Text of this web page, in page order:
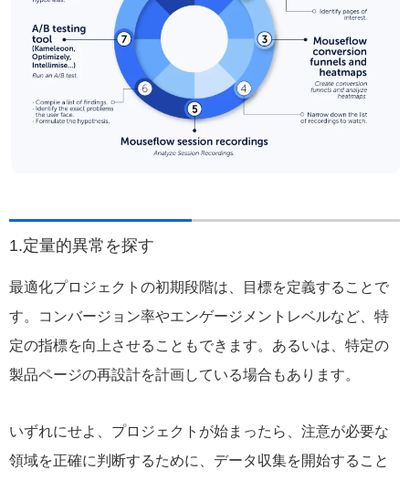
1.定量的異常を探す
最適化プロジェクトの初期段階は、目標を定義することで
す。コンバージョン率やエンゲージメントレベルなど、特
定の指標を向上させることもできます。あるいは、特定の
製品ページの再設計を計画している場合もあります。
いずれにせよ、プロジェクトが始まったら、注意が必要な
領域を正確に判断するために、データ収集を開始すること